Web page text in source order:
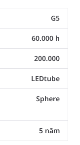
G5
60.000 h
200.000
LEDtube
Sphere
5 năm